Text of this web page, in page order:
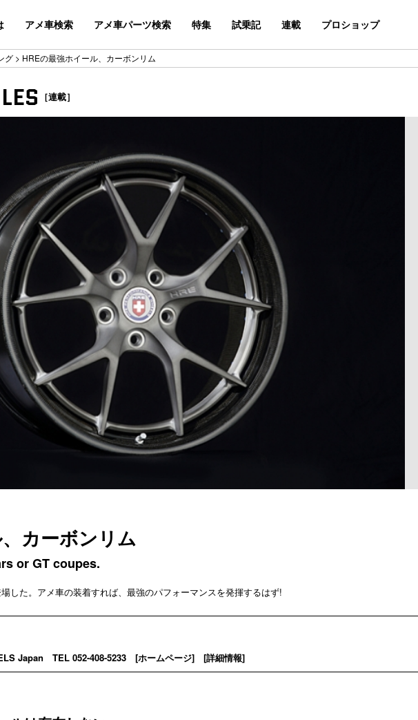
アメ車検索 アメ車パーツ検索 特集 試乗記 連載 プロショップ
グ > HREの最強ホイール、カーボンリム
［連載］
カーボンリム
or GT coupes.
した。アメ車の装着すれば、最強のパフォーマンスを発揮するはず!
Japan TEL 052-408-5233 [ホームページ] [詳細情報]